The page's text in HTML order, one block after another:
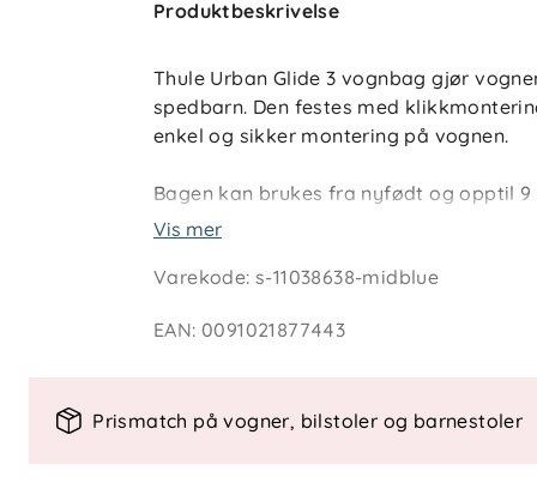
Produktbeskrivelse
Thule Urban Glide 3 vognbag gjør
spedbarn. Den festes med
enkel og sikker montering på vognen.
Bagen kan brukes fra nyfødt og opptil
madrass som bidrar til god
med kikkevindu og solskjerm. Kalesjen
- Modellspesifikke adaptere
Vis mer
Varekode:s-11038638-midblue
EAN:0091021877443
Prismatch på vogner, bilstoler og barnestoler